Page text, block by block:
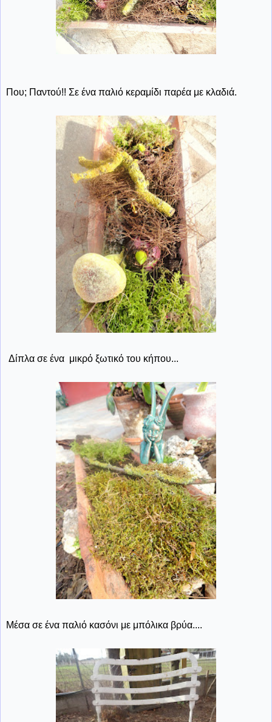
Που; Παντού!! Σε ένα παλιό κεραμίδι παρέα με κλαδιά.
Δίπλα σε ένα μικρό ξωτικό του κήπου...
Μέσα σε ένα παλιό κασόνι με μπόλικα βρύα....